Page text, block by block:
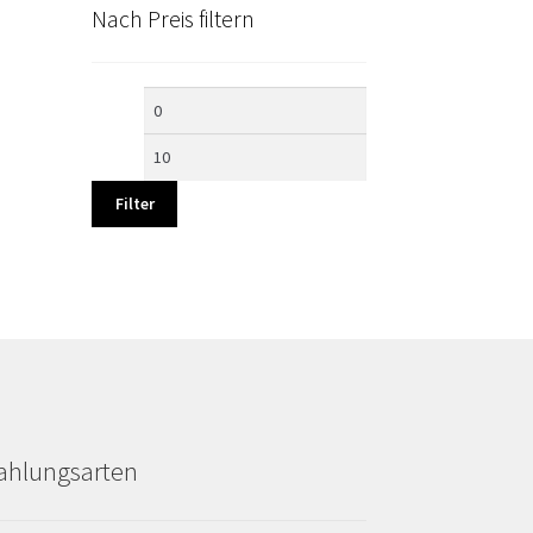
Nach Preis filtern
Min.
Filter